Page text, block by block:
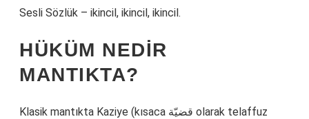
Sesli Sözlük – ikincil, ikincil, ikincil.
HÜKÜM NEDIR
MANTIKTA?
Klasik mantıkta Kaziye (kısaca قضيّة olarak telaffuz